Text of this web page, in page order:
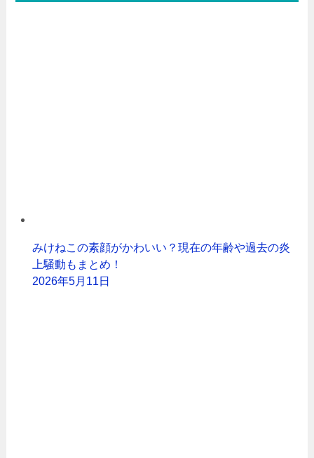
みけねこの素顔がかわいい？現在の年齢や過去の炎
上騒動もまとめ！
2026年5月11日